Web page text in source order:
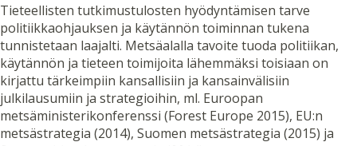
Tieteellisten tutkimustulosten hyödyntämisen tarve
politiikkaohjauksen ja käytännön toiminnan tukena
tunnistetaan laajalti. Metsäalalla tavoite tuoda politiikan,
käytännön ja tieteen toimijoita lähemmäksi toisiaan on
kirjattu tärkeimpiin kansallisiin ja kansainvälisiin
julkilausumiin ja strategioihin, ml. Euroopan
metsäministerikonferenssi (Forest Europe 2015), EU:n
metsästrategia (2014), Suomen metsästrategia (2015) ja